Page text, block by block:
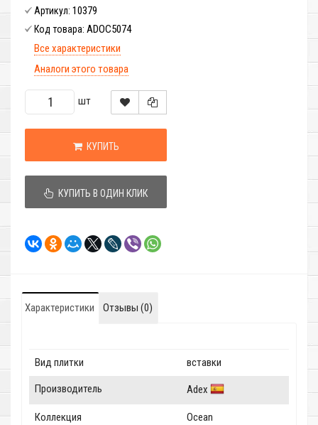
Артикул: 10379
Код товара: ADOC5074
Все характеристики
Аналоги этого товара
шт
КУПИТЬ
КУПИТЬ В ОДИН КЛИК
Характеристики Отзывы (0)
Вид плитки вставки
Производитель Adex
Коллекция Ocean